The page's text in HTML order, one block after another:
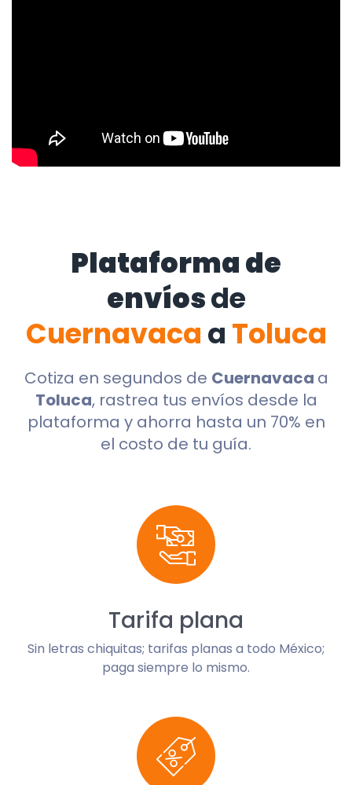
Plataforma de
envíosde
Cuernavaca a Toluca
Cotiza en segundos de Cuernavaca a
Toluca, rastrea tus envíos desde la
plataforma y ahorra hasta un 70% en
el costo de tu guía.
Tarifa plana
Sin letras chiquitas; tarifas planas a todo México;
paga siempre lo mismo.